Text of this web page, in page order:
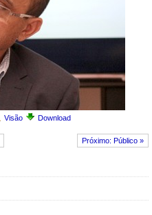
Visão Download
Próximo: Público »